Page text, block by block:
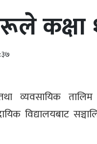
व्यवसायिक तालिम
विद्यालयबाट